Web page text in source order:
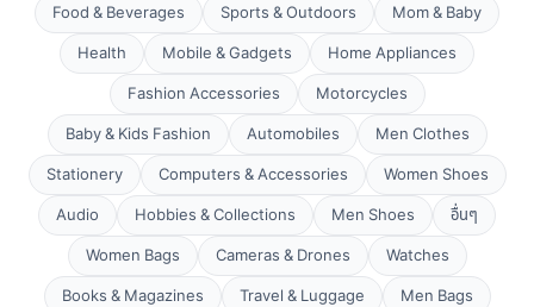
Food & Beverages
Sports & Outdoors
Mom & Baby
Health
Mobile & Gadgets
Home Appliances
Fashion Accessories
Motorcycles
Baby & Kids Fashion
Automobiles
Men Clothes
Stationery
Computers & Accessories
Women Shoes
Audio
Hobbies & Collections Men Shoes
อื่นๆ
Women Bags
Cameras & Drones
Watches
Books & Magazines
Travel & Luggage Men Bags